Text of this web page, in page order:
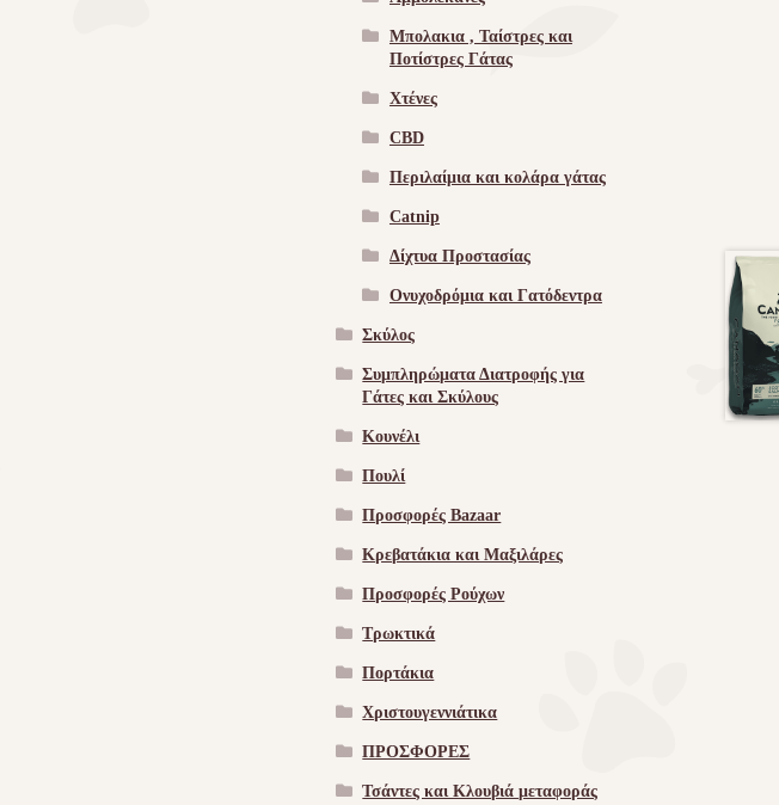
Μπολακια , Ταίστρες και
Ποτίστρες Γάτας
Χτένες
CBD
Περιλαίμια και κολάρα γάτας
Catnip
Δίχτυα Προστασίας
Ονυχοδρόμια και Γατόδεντρα
Σκύλος
Συμπληρώματα Διατροφής για
Γάτες και Σκύλους
Κουνέλι
Πουλί
Προσφορές Bazaar
Κρεβατάκια και Μαξιλάρες
Προσφορές Ρούχων
Τρωκτικά
Πορτάκια
Χριστουγεννιάτικα
ΠΡΟΣΦΟΡΕΣ
Τσάντες και Κλουβιά μεταφοράς